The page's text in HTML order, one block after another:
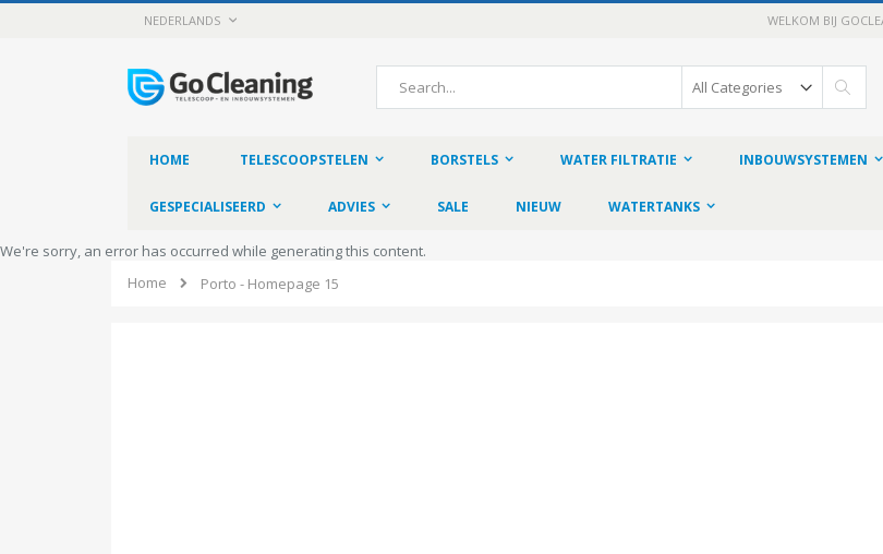
SkipLANGUAGE
NEDERLANDS WELKOM BIJ
Search
HOME TELESCOOPSTELEN BORSTELS WATER FILTRATIE INBOUWSYSTEMEN
GESPECIALISEERD ADVIES SALE NIEUW WATERTANKS
We're sorry, an error has occurred while generating this content.
Home
Porto - Homepage 15